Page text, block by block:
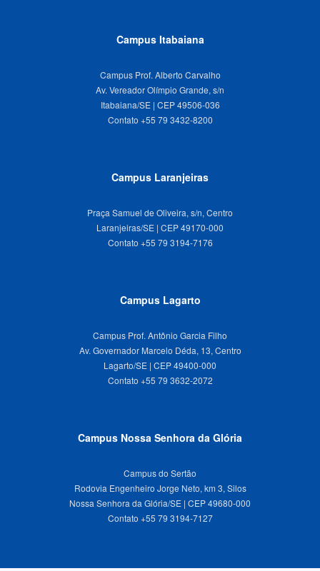
Campus Itabaiana
Campus Prof. Alberto Carvalho
Av. Vereador Olímpio Grande, s/n
Itabaiana/SE | CEP 49506-036
Campus Laranjeiras
Praça Samuel de Oliveira, s/n, Centro
Laranjeiras/SE | CEP 49170-000
Campus Lagarto
Campus Prof. Antônio Garcia Filho
Av. Governador Marcelo Déda, 13, Centro
Lagarto/SE | CEP 49400-000
Campus Nossa Senhora da Glória
Campus do Sertão
Rodovia Engenheiro Jorge Neto, km 3, Silos
Nossa Senhora da Glória/SE | CEP 49680-000
Contato +55 79 3194-7127